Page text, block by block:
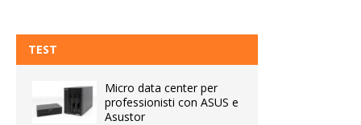
TEST
Micro data center per
professionisti con ASUS e
Asustor